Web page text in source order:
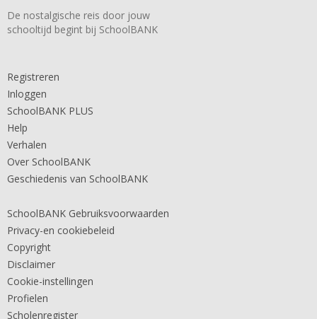
De nostalgische reis door jouw
schooltijd begint bij SchoolBANK
Registreren
Inloggen
SchoolBANK PLUS
Help
Verhalen
Over SchoolBANK
Geschiedenis van SchoolBANK
SchoolBANK Gebruiksvoorwaarden
Privacy-en cookiebeleid
Copyright
Disclaimer
Cookie-instellingen
Profielen
Scholenregister